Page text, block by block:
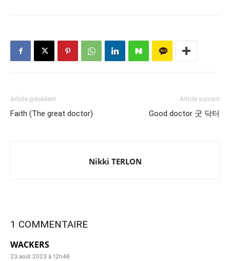
Article précédent
Faith (The great doctor)
Article suivant
Good doctor 굿 닥터
Nikki TERLON
1 COMMENTAIRE
WACKERS
23 août 2023 à 12h46